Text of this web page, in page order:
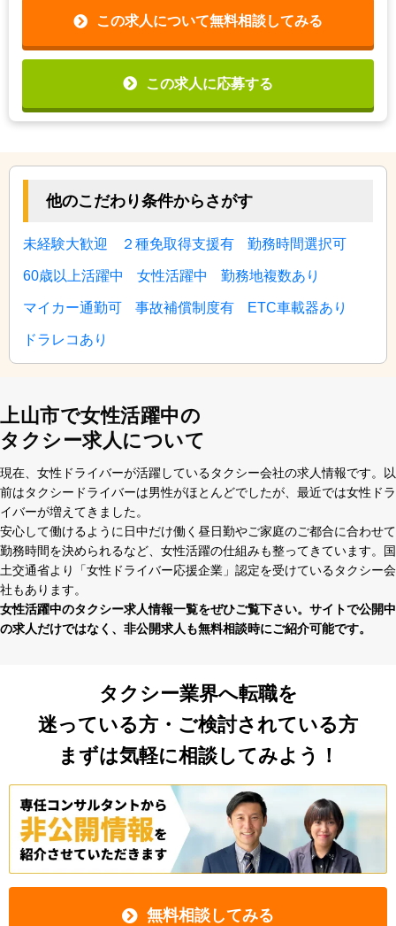
この求人について無料相談してみる
この求人に応募する
他のこだわり条件からさがす
未経験大歓迎 ２種免取得支援有 勤務時間選択可
60歳以上活躍中 女性活躍中 勤務地複数あり
マイカー通勤可 事故補償制度有 ETC車載器あり
ドラレコあり
上山市で女性活躍中の
タクシー求人について
現在、⼥性ドライバーが活躍しているタクシー会社の求⼈情報です。以
前はタクシードライバーは男性がほとんどでしたが、最近では⼥性ドラ
イバーが増えてきました。
安⼼して働けるように⽇中だけ働く昼⽇勤やご家庭のご都合に合わせて
勤務時間を決められるなど、⼥性活躍の仕組みも整ってきています。国
⼟交通省より「⼥性ドライバー応援企業」認定を受けているタクシー会
社もあります。
⼥性活躍中のタクシー求⼈情報⼀覧をぜひご覧下さい。サイトで公開中
の求⼈だけではなく、⾮公開求⼈も無料相談時にご紹介可能です。
タクシー業界へ転職を
迷っている方・ご検討されている方
まずは気軽に相談してみよう！
無料相談してみる